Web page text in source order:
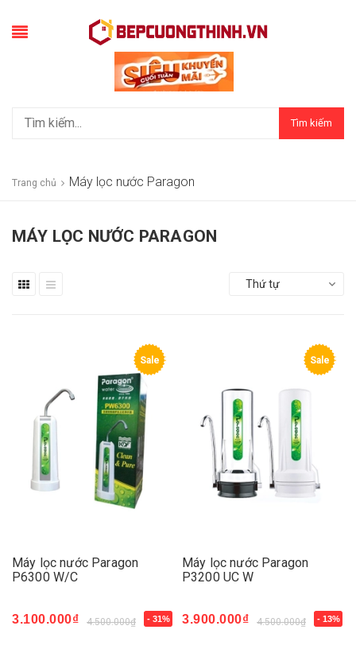
Tìm kiếm
Trang chủ Máy lọc nước Paragon
MÁY LỌC NƯỚC PARAGON
Thứ tự
Sale
Máy lọc nước Paragon
P6300 W/C
3.100.000₫ 4.500.000₫ - 31%
Sale
Máy lọc nước Paragon
P3200 UC W
3.900.000₫ 4.500.000₫ - 13%